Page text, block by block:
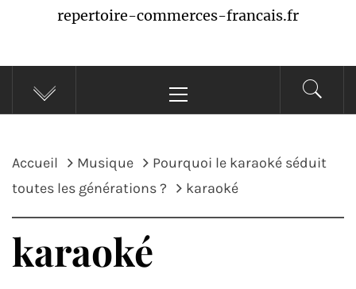
repertoire-commerces-francais.fr
principal
Accueil Musique
Pourquoi le karaoké séduit
toutes les générations ?
karaoké
karaoké